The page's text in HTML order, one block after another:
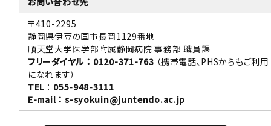
〒410-2295
静岡県伊豆の国市長岡1129番地
順天堂大学医学部附属静岡病院 事務部 職員課
フリーダイヤル ： 0120-371-763 （携帯電話、PHSからもご利用
になれます）
TEL ： 055-948-3111
E-mail ： s-syokuin@juntendo.ac.jp